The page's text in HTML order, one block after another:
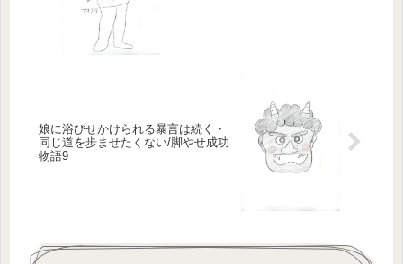
娘に浴びせかけられる暴言は続く・
同じ道を歩ませたくない/脚やせ成功
物語9